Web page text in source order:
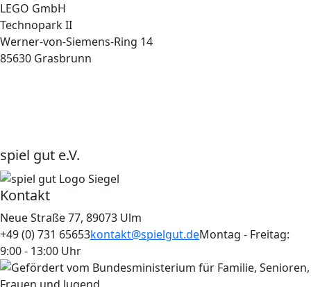
LEGO GmbH
Technopark II
Werner-von-Siemens-Ring 14
85630 Grasbrunn
spiel gut e.V.
Kontakt
Neue Straße 77, 89073 Ulm
+49 (0) 731 65653kontakt@spielgut.deMontag - Freitag:
9:00 - 13:00 Uhr